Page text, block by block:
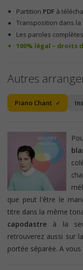
Partition PDF à
Transposition dans
Les paroles
100% légal – droits
Autres
Piano Chant
que peut l'être le
titre dans la même
capodastre à la
retrouverez aussi sur
portée séparée. A